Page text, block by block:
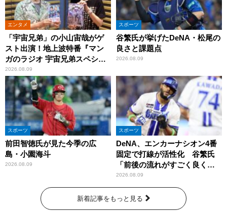
エンタメ
「宇宙兄弟」の小山宙哉がゲ
スト出演！地上波特番『マン
ガのラジオ 宇宙兄弟スペシャ
ル 』
2026.08.09
スポーツ
谷繁氏が挙げたDeNA・松尾の
良さと課題点
2026.08.09
スポーツ
前田智徳氏が見た今季の広
島・小園海斗
2026.08.09
スポーツ
DeNA、エンカーナシオン4番
固定で打線が活性化 谷繁氏
「前後の流れがすごく良くな
りましたね」
2026.08.09
新着記事をもっと見る